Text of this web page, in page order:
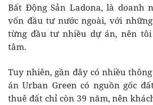
Bất Động Sản Ladona, là doanh
vốn đầu tư nước ngoài, với
từng đầu tư nhiều dự án, nên
tâm.
Tuy nhiên, gần đây có nhiều
án Urban Green có nguồn gốc
thuê đất chỉ còn 39 năm, nên